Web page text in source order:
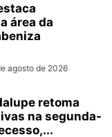
área da
agosto de 2026
retoma
na segunda-